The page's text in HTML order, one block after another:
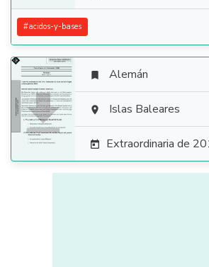
#acidos-y-bases

 Alemán
 Islas Baleares
 Extraordinaria de